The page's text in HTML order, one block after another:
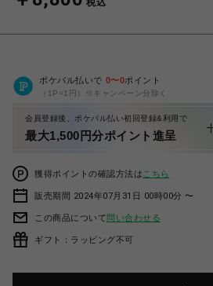
税込
ポケパル払いで 0〜0ポイント
（1P=1円）※キャンペーン分除く
会員登録後、ポケパル払い初回登録&利用で
最大1,500円分ポイント進呈
獲得ポイントの確認方法は こちら
販売期間 2024年07月31日 00時00分 〜
この商品について問い合わせる
ギフト：ラッピング不可